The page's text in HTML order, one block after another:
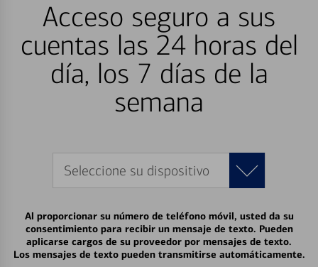
Acceso seguro a sus
cuentas las 24 horas del
día, los 7 días de la
semana
Seleccione su dispositivo
Al proporcionar su número de teléfono móvil, usted da su
consentimiento para recibir un mensaje de texto. Pueden
aplicarse cargos de su proveedor por mensajes de texto.
Los mensajes de texto pueden transmitirse automáticamente.